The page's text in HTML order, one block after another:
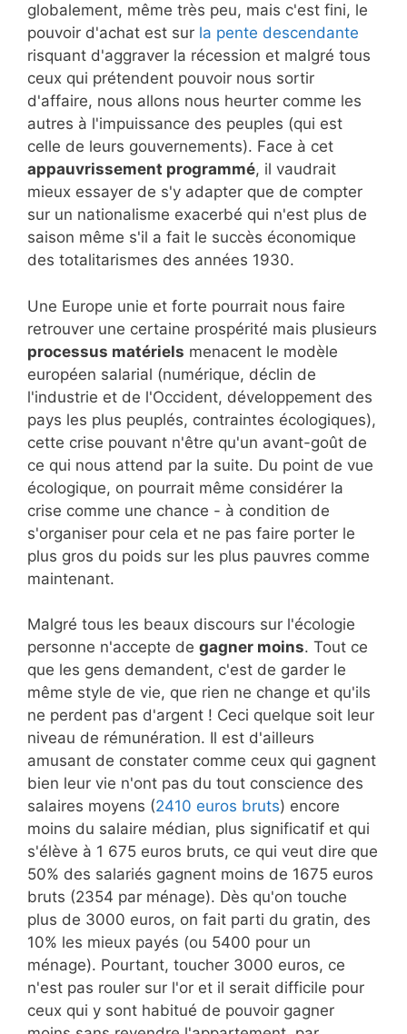
globalement, même très peu, mais c'est fini, le
pouvoir d'achat est sur la pente descendante
risquant d'aggraver la récession et malgré tous
ceux qui prétendent pouvoir nous sortir
d'affaire, nous allons nous heurter comme les
autres à l'impuissance des peuples (qui est
celle de leurs gouvernements). Face à cet
appauvrissement programmé, il vaudrait
mieux essayer de s'y adapter que de compter
sur un nationalisme exacerbé qui n'est plus de
saison même s'il a fait le succès économique
des totalitarismes des années 1930.
Une Europe unie et forte pourrait nous faire
retrouver une certaine prospérité mais plusieurs
processus matériels menacent le modèle
européen salarial (numérique, déclin de
l'industrie et de l'Occident, développement des
pays les plus peuplés, contraintes écologiques),
cette crise pouvant n'être qu'un avant-goût de
ce qui nous attend par la suite. Du point de vue
écologique, on pourrait même considérer la
crise comme une chance - à condition de
s'organiser pour cela et ne pas faire porter le
plus gros du poids sur les plus pauvres comme
maintenant.
Malgré tous les beaux discours sur l'écologie
personne n'accepte de gagner moins. Tout ce
que les gens demandent, c'est de garder le
même style de vie, que rien ne change et qu'ils
ne perdent pas d'argent ! Ceci quelque soit leur
niveau de rémunération. Il est d'ailleurs
amusant de constater comme ceux qui gagnent
bien leur vie n'ont pas du tout conscience des
salaires moyens (2410 euros bruts) encore
moins du salaire médian, plus significatif et qui
s'élève à 1 675 euros bruts, ce qui veut dire que
50% des salariés gagnent moins de 1675 euros
bruts (2354 par ménage). Dès qu'on touche
plus de 3000 euros, on fait parti du gratin, des
10% les mieux payés (ou 5400 pour un
ménage). Pourtant, toucher 3000 euros, ce
n'est pas rouler sur l'or et il serait difficile pour
ceux qui y sont habitué de pouvoir gagner